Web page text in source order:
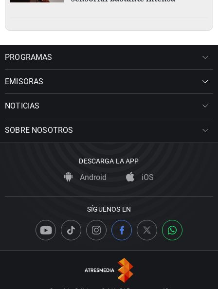
PROGRAMAS
EMISORAS
NOTICIAS
SOBRE NOSOTROS
DESCARGA LA APP
Android iOS
SÍGUENOS EN